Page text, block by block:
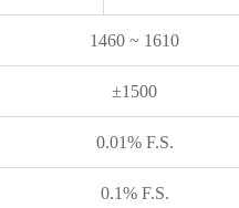
1460 ~ 1610
±1500
0.01% F.S.
0.1% F.S.